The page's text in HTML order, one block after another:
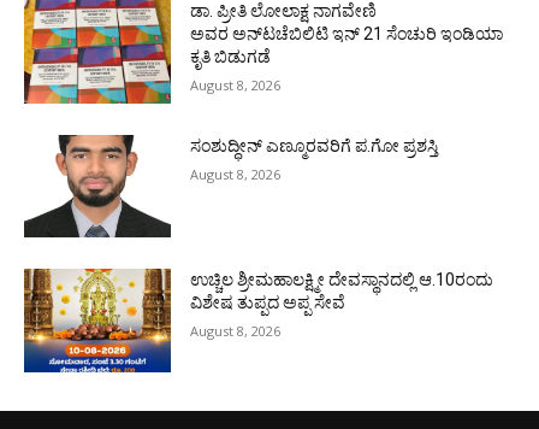
ಡಾ. ಪ್ರೀತಿ ಲೋಲಾಕ್ಷ ನಾಗವೇಣಿ
ಅವರ ಅನ್‌ಟಚೆಬಿಲಿಟಿ ಇನ್ 21 ಸೆಂಚುರಿ ಇಂಡಿಯಾ
ಕೃತಿ ಬಿಡುಗಡೆ
August 8, 2026
ಸಂಶುದ್ಧೀನ್ ಎಣ್ಮೂರವರಿಗೆ ಪ.ಗೋ ಪ್ರಶಸ್ತಿ
August 8, 2026
ಉಚ್ಚಿಲ ಶ್ರೀಮಹಾಲಕ್ಷ್ಮೀ ದೇವಸ್ಥಾನದಲ್ಲಿ ಆ.10ರಂದು
ವಿಶೇಷ ತುಪ್ಪದ ಅಪ್ಪ ಸೇವೆ
August 8, 2026